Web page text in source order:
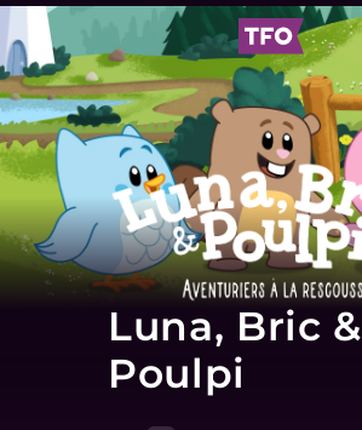
Luna, Bric &
Poulpi